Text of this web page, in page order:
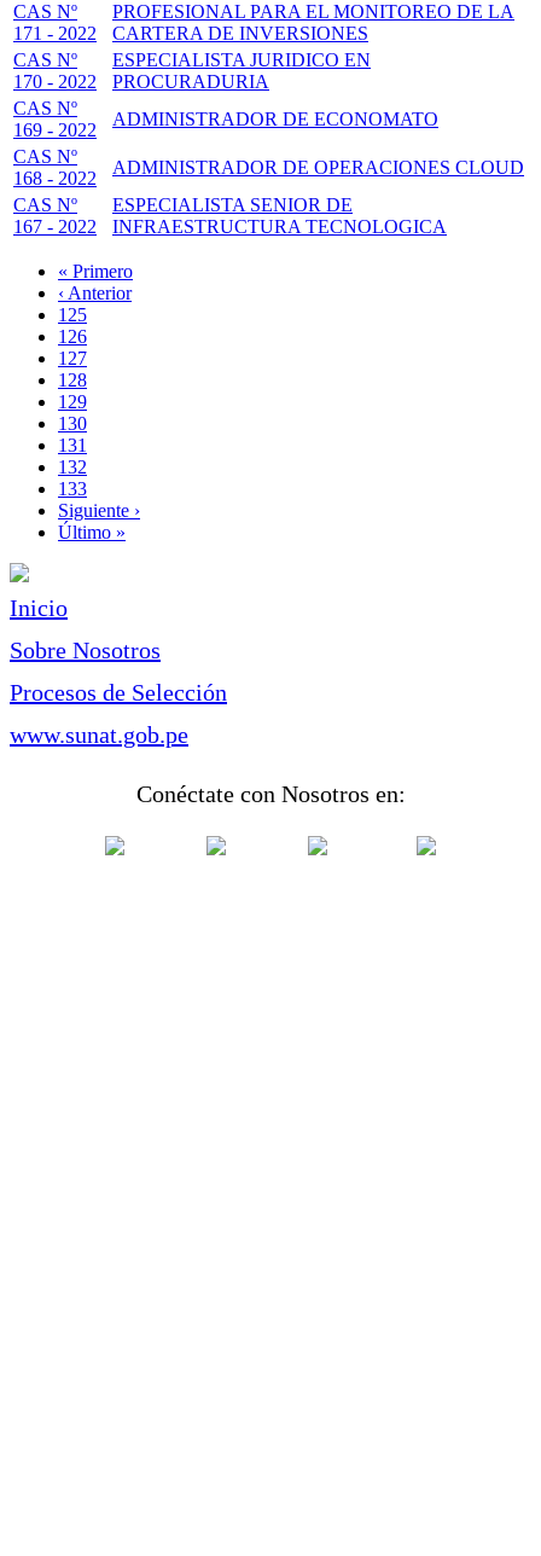
CAS Nº
171 - 2022
PROFESIONAL PARA EL MONITOREO DE LA
CARTERA DE INVERSIONES
CAS Nº
170 - 2022
ESPECIALISTA JURIDICO EN
PROCURADURIA
CAS Nº
169 - 2022
ADMINISTRADOR DE ECONOMATO
CAS Nº
168 - 2022
ADMINISTRADOR DE OPERACIONES CLOUD
CAS Nº
167 - 2022
ESPECIALISTA SENIOR DE
INFRAESTRUCTURA TECNOLOGICA
Paginación
Primera
página
« Primero
Página
anterior
‹ Anterior
Page
125
Page
126
Page
127
Page
128
Página
actual
129
Page
130
Page
131
Page
132
Page
133
Siguiente
página
Siguiente ›
Última
Último »
Inicio
Sobre Nosotros
Procesos de Selección
www.sunat.gob.pe
Conéctate con Nosotros en: